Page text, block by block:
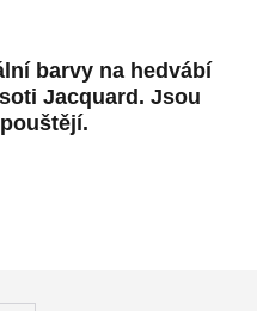
barvy na hedvábí
Jacquard. Jsou